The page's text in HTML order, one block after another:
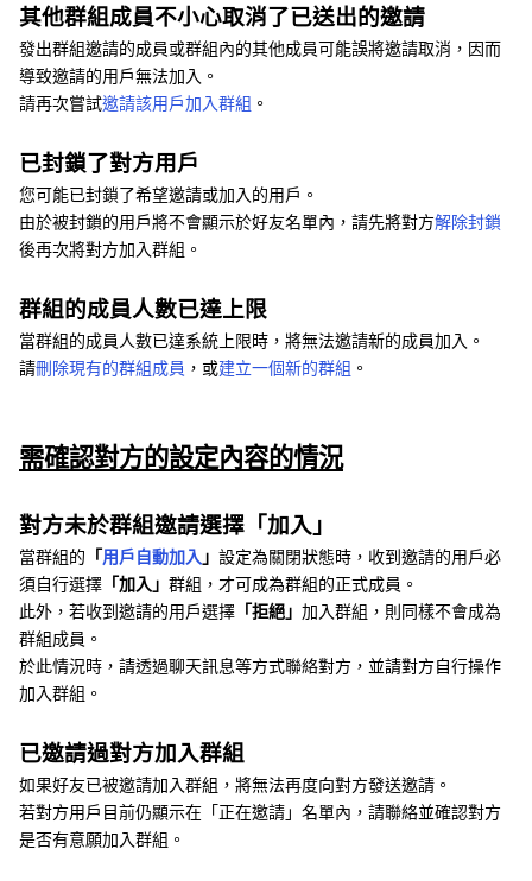
其他群組成員不小心取消了已送出的邀請
發出群組邀請的成員或群組內的其他成員可能誤將邀請取消，因而
導致邀請的用戶無法加入。
請再次嘗試邀請該用戶加入群組 。
已封鎖了對方用戶
您可能已封鎖了希望邀請或加入的用戶。
由於被封鎖的用戶將不會顯示於好友名單內，請先將對方解除封鎖
後再次將對方加入群組。
群組的成員人數已達上限
當群組的成員人數已達系統上限時，將無法邀請新的成員加入。
請刪除現有的群組成員 ，或建立一個新的群組 。
需確認對方的設定內容的情況
對方未於群組邀請選擇「加入」
當群組的 「用戶自動加入 」 設定為關閉狀態時，收到邀請的用戶必
須自行選擇 「加入」 群組，才可成為群組的正式成員。
此外，若收到邀請的用戶選擇 「拒絕」 加入群組，則同樣不會成為
群組成員。
於此情況時，請透過聊天訊息等方式聯絡對方，並請對方自行操作
加入群組。
已邀請過對方加入群組
如果好友已被邀請加入群組，將無法再度向對方發送邀請。
若對方用戶目前仍顯示在「正在邀請」名單內，請聯絡並確認對方
是否有意願加入群組。